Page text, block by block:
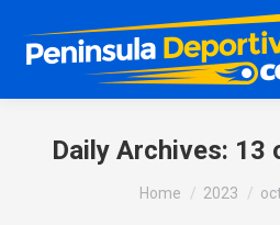
Daily Archives: 13
You are here:
Home 2023